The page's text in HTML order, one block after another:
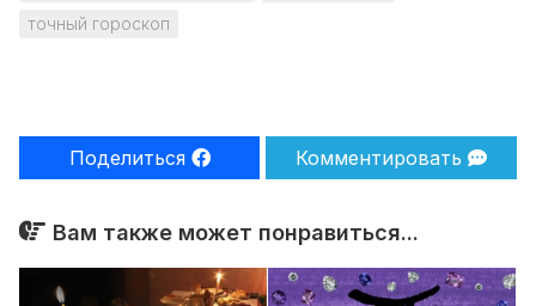
точный гороскоп
Поделиться Комментировать
Вам также может понравиться...